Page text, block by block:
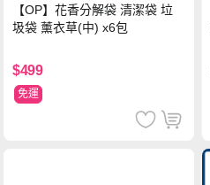
【OP】花香分解袋 清潔袋 垃
圾袋 薰衣草(中) x6包
$499
免運